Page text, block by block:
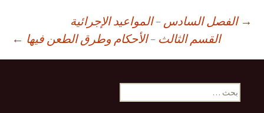
تصفّح
المقالات
→ الفصل السادس – المواعيد الإجرائية
القسم الثالث – الأحكام وطرق الطعن فيها ←
عن: